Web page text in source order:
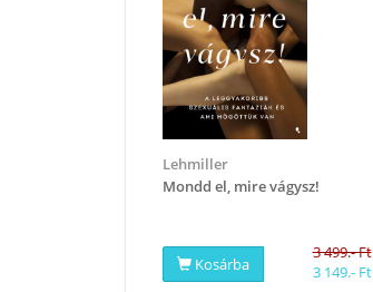
Lehmiller
​Mondd el, mire vágysz!
Kosárba
3 499.- Ft
3 149.- Ft